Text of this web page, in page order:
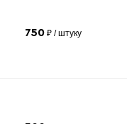
750₽ / штуку